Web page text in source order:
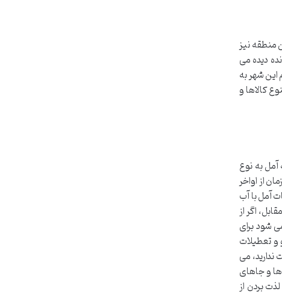
منطقه نیز
دیده می
این شهر به
کالاها و
به نوع
از اواخر
آمل با آب
اگر از
شود برای
و تعطیلات
می
ها و جاهای
بردن از